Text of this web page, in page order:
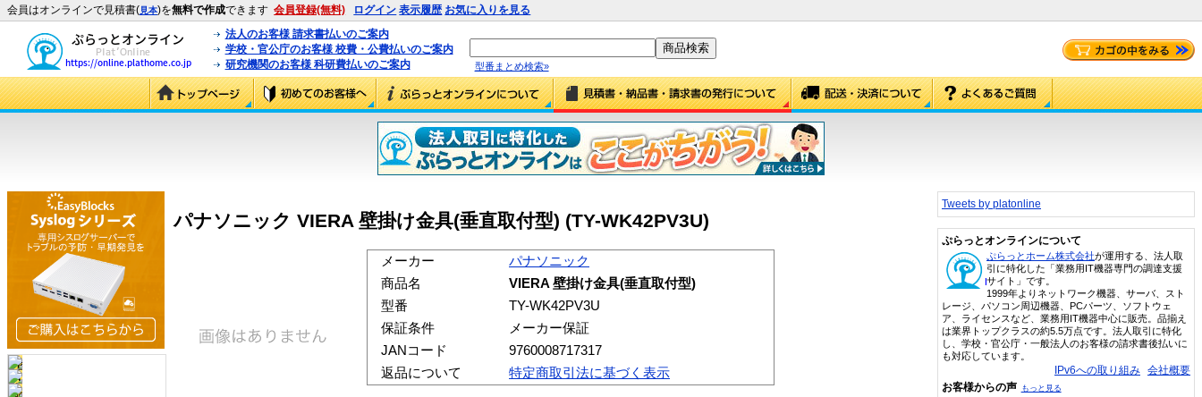
会員はオンラインで見積書(見本)を無料で作成できます 会員登録(無料) ログイン 表示履歴 お気に入りを見る
法人のお客様 請求書払いのご案内
学校・官公庁のお客様 校費・公費払いのご案内
研究機関のお客様 科研費払いのご案内
型番まとめ検索»
パナソニック VIERA 壁掛け金具(垂直取付型) (TY-WK42PV3U)
メーカー
パナソニック
商品名
VIERA 壁掛け金具(垂直取付型)
型番
TY-WK42PV3U
保証条件
メーカー保証
JANコード
9760008717317
返品について
特定商取引法に基づく表示
Tweets by platonline
ぷらっとオンラインについて
ぷらっとホーム株式会社が運用する、法人取
引に特化した「業務用IT機器専門の調達支援
サイト」です。
1999年よりネットワーク機器、サーバ、スト
レージ、パソコン周辺機器、PCパーツ、ソフトウェ
ア、ライセンスなど、業務用IT機器中心に販売。品揃え
は業界トップクラスの約5.5万点です。法人取引に特化
し、学校・官公庁・一般法人のお客様の請求書後払いに
も対応しています。
IPv6への取り組み 会社概要
お客様からの声 もっと見る